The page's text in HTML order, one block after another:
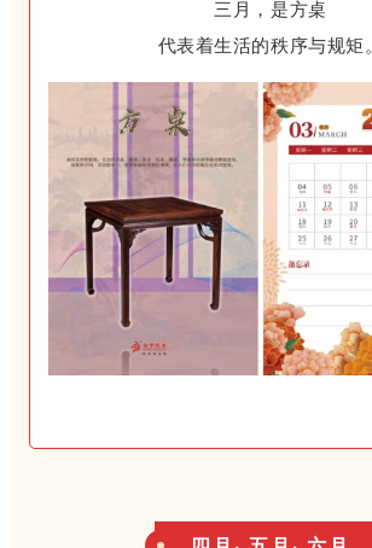
三月，是方桌
代表着生活的秩序与规矩。